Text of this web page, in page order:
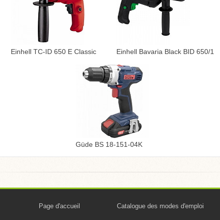
Einhell TC-ID 650 E Classic Einhell Bavaria Black BID 650/1
Güde BS 18-151-04K
Page d'accueil Catalogue des modes d'emploi